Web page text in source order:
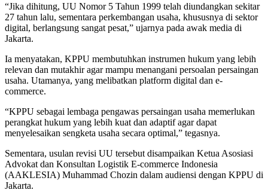
“Jika dihitung, UU Nomor 5 Tahun 1999 telah diundangkan sekitar
27 tahun lalu, sementara perkembangan usaha, khususnya di sektor
digital, berlangsung sangat pesat,” ujarnya pada awak media di
Jakarta.
Ia menyatakan, KPPU membutuhkan instrumen hukum yang lebih
relevan dan mutakhir agar mampu menangani persoalan persaingan
usaha. Utamanya, yang melibatkan platform digital dan e-
commerce.
“KPPU sebagai lembaga pengawas persaingan usaha memerlukan
perangkat hukum yang lebih kuat dan adaptif agar dapat
menyelesaikan sengketa usaha secara optimal,” tegasnya.
Sementara, usulan revisi UU tersebut disampaikan Ketua Asosiasi
Advokat dan Konsultan Logistik E-commerce Indonesia
(AAKLESIA) Muhammad Chozin dalam audiensi dengan KPPU di
Jakarta.